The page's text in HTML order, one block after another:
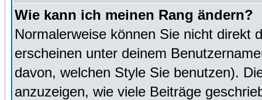
Wie kann ich meinen Rang ändern?
Normalerweise können Sie nicht direkt
erscheinen unter deinem
davon, welchen Style Sie benutzen).
anzuzeigen, wie viele Beiträge